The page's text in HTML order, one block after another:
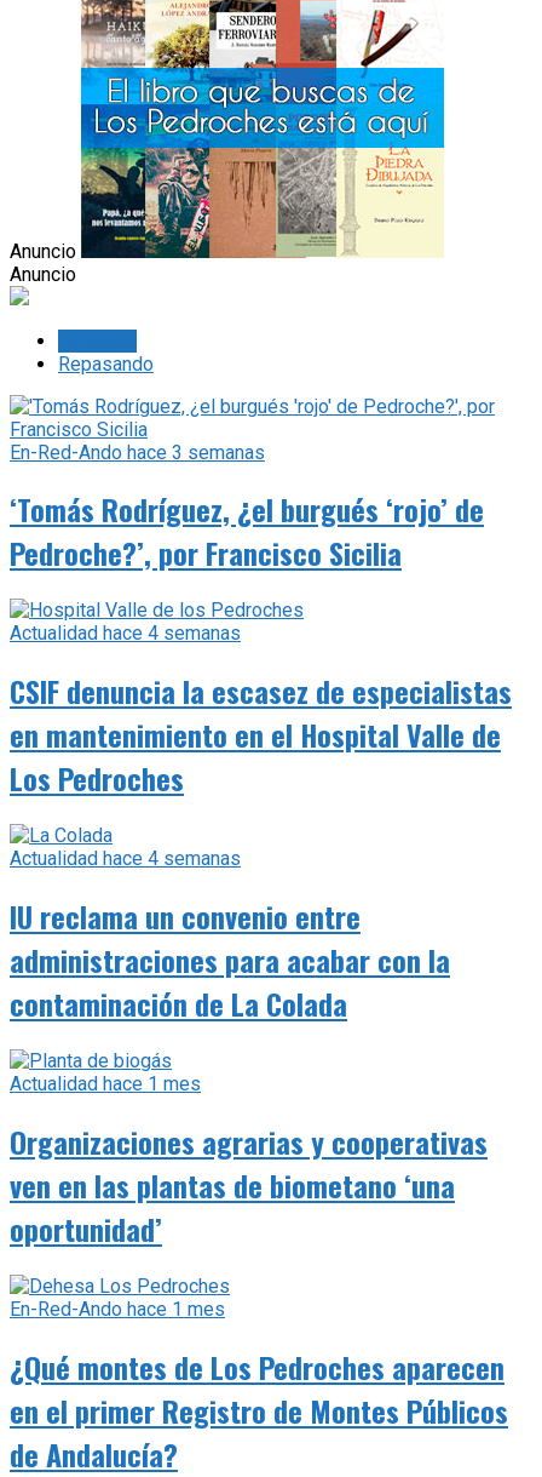
Anuncio
Anuncio
Repasando
En-Red-Ando hace 3 semanas
‘Tomás Rodríguez, ¿el burgués ‘rojo’ de
Pedroche?’, por Francisco Sicilia
Actualidad hace 4 semanas
CSIF denuncia la escasez de especialistas
en mantenimiento en el Hospital Valle de
Los Pedroches
Actualidad hace 4 semanas
IU reclama un convenio entre
administraciones para acabar con la
contaminación de La Colada
Actualidad hace 1 mes
Organizaciones agrarias y cooperativas
ven en las plantas de biometano ‘una
oportunidad’
En-Red-Ando hace 1 mes
¿Qué montes de Los Pedroches aparecen
en el primer Registro de Montes Públicos
de Andalucía?